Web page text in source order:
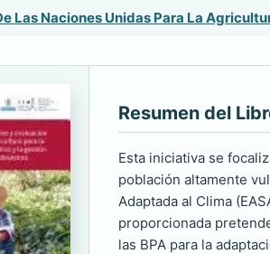
Las Naciones Unidas Para La
Resumen del
Esta iniciativa se
población altamente
Adaptada al Clima
proporcionada
las BPA para la